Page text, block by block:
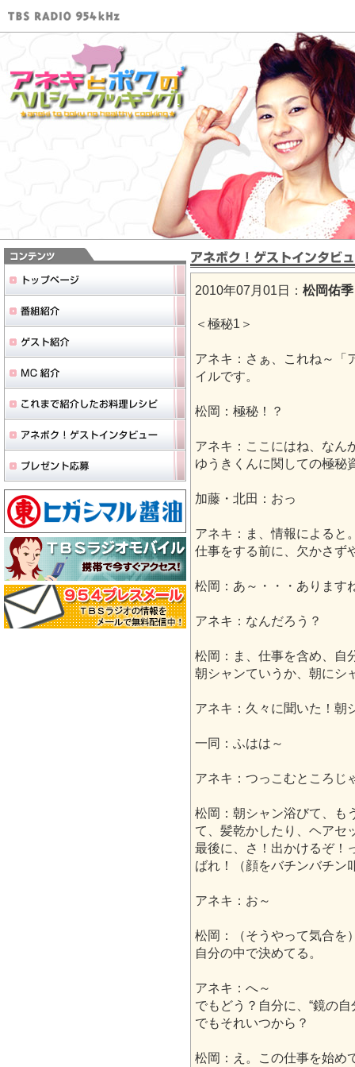
2010年07月01日： 松岡佑
＜極秘1＞
アネキ：さぁ、これね～「
イルです。
松岡：極秘！？
アネキ：ここにはね、なん
ゆうきくんに関しての極秘
加藤・北田：おっ
アネキ：ま、情報によると
仕事をする前に、欠かさず
松岡：あ～・・・あります
アネキ：なんだろう？
松岡：ま、仕事を含め、自
朝シャンていうか、朝にシ
アネキ：久々に聞いた！朝
一同：ふはは～
アネキ：つっこむところじ
松岡：朝シャン浴びて、も
て、髪乾かしたり、ヘアセ
最後に、さ！出かけるぞ！
ばれ！（顔をバチンバチン
アネキ：お～
松岡：（そうやって気合を
自分の中で決めてる。
アネキ：へ～
でもどう？自分に、“鏡の
でもそれいつから？
松岡：え。この仕事を始め